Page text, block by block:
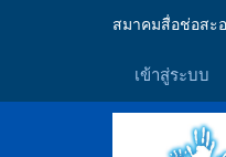
สมาคมสื่อช่อสะ
เข้าสู่ระบบ